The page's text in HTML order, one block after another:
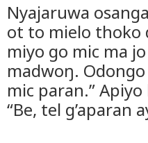
Nyajaruwa
ot to mielo thoko
miyo go mic ma
madwoŋ.
mic paran.”
“Be, tel g’aparan